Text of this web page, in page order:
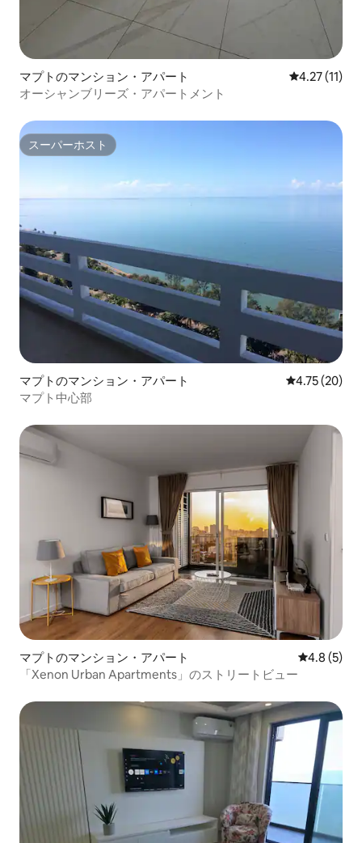
マプトのマンション・アパート レビュー11
4.27 (11)
オーシャンブリーズ・アパートメント
スーパーホスト
スーパーホスト
マプトのマンション・アパート レビュー20
4.75 (20)
マプト中心部
マプトのマンション・アパート レビュー5
4.8 (5)
「Xenon Urban Apartments」のストリートビュー